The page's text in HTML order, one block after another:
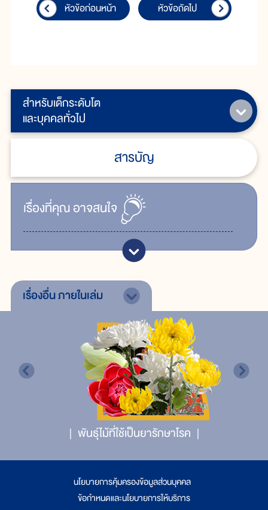
สำหรับเด็กระดับโต
และบุคคลทั่วไป
สารบัญ
เรื่ิองที่คุณอาจสนใจ
หัวข้อก่อนหน้า หัวข้อถัดไป
เรื่องอื่นภายในเล่ม
พันธุ์ไม้ที่ใช้เป็นยารักษาโรค
นโยบายการคุ้มครองข้อมูลส่วนบุคคล
ข้อกำหนดและนโยบายการให้บริการ